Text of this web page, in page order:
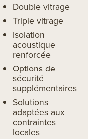
Double vitrage
Triple vitrage
Isolation
acoustique
renforcée
Options de
sécurité
supplémentaires
Solutions
adaptées aux
contraintes
locales